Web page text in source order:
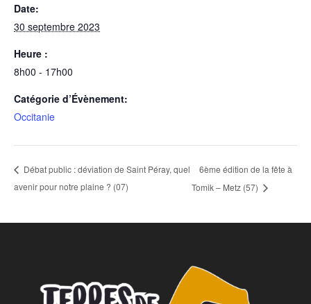
Date:
30 septembre 2023
Heure :
8h00 - 17h00
Catégorie d’Évènement:
Occitanie
Débat public : déviation de Saint Péray, quel
avenir pour notre plaine ? (07)
6ème édition de la fête à
Tomik – Metz (57)